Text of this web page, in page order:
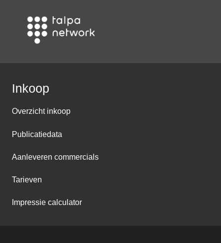
Inkoop
Overzicht inkoop
Publicatiedata
Aanleveren commercials
Tarieven
Impressie calculator